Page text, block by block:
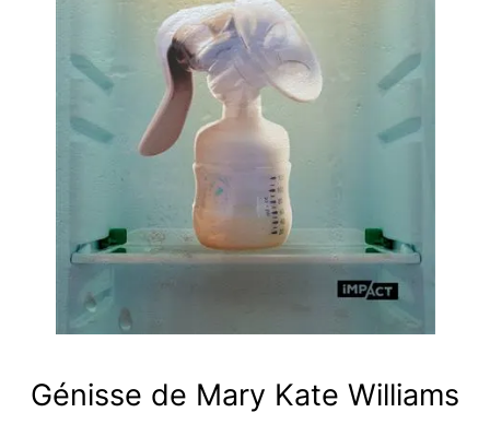
Génisse de Mary Kate Williams